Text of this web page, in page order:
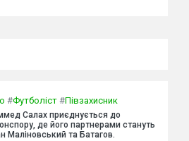
#Футболіст #Півзахисник
Салах приєднується до
де його партнерами стануть
Маліновський та Батагов.